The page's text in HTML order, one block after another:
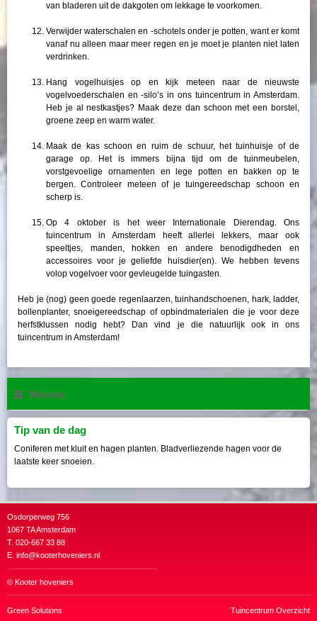
van bladeren uit de dakgoten om lekkage te voorkomen.
Verwijder waterschalen en -schotels onder je potten, want er komt
vanaf nu alleen maar meer regen en je moet je planten niet laten
verdrinken.
Hang vogelhuisjes op en kijk meteen naar de nieuwste
vogelvoederschalen en -silo’s in ons tuincentrum in Amsterdam.
Heb je al nestkastjes? Maak deze dan schoon met een borstel,
groene zeep en warm water.
Maak de kas schoon en ruim de schuur, het tuinhuisje of de
garage op. Het is immers bijna tijd om de tuinmeubelen,
vorstgevoelige ornamenten en lege potten en bakken op te
bergen. Controleer meteen of je tuingereedschap schoon en
scherp is.
Op 4 oktober is het weer Internationale Dierendag. Ons
tuincentrum in Amsterdam heeft allerlei lekkers, maar ook
speeltjes, manden, hokken en andere benodigdheden en
accessoires voor je geliefde huisdier(en). We hebben tevens
volop vogelvoer voor gevleugelde tuingasten.
Heb je (nog) geen goede regenlaarzen, tuinhandschoenen, hark, ladder,
bollenplanter, snoeigereedschap of opbindmaterialen die je voor deze
herfstklussen nodig hebt? Dan vind je die natuurlijk ook in ons
tuincentrum in Amsterdam!
Nieuws
Tip van de dag
Coniferen met kluit en hagen planten. Bladverliezende hagen voor de
laatste keer snoeien.
Osdorperweg 756
1067 TA Amsterdam
T. 020-667 33 88
E. info@kooterhoveniers.nl
© Kooter hoveniers
Green Solutions Tuincentrum Overzicht